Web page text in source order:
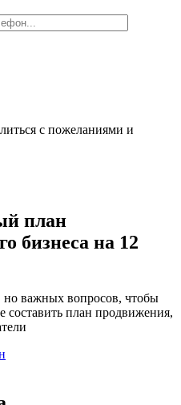
с пожеланиями и
план
бизнеса на 12
но важных вопросов, чтобы
план продвижения,